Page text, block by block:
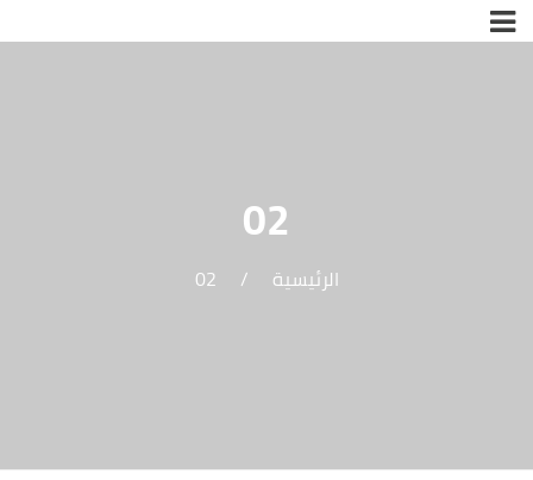
02
الرئيسية /
02